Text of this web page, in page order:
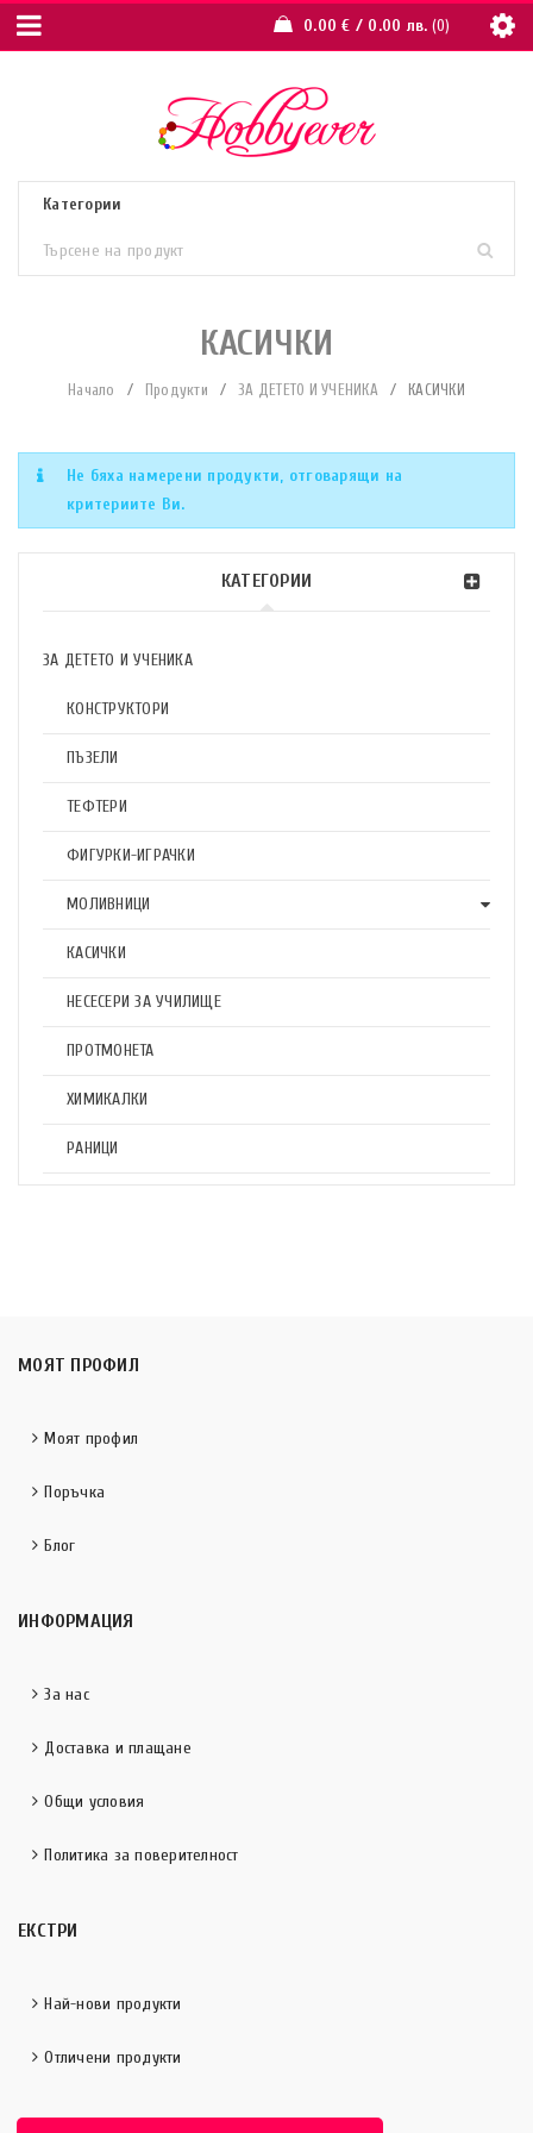
0.00€ / 0.00 лв. 0
КАСИЧКИ
Начало / Продукти / ЗА ДЕТЕТО И УЧЕНИКА / КАСИЧКИ
КАТЕГОРИИ
ЗА ДЕТЕТО И УЧЕНИКА
КОНСТРУКТОРИ
ПЪЗЕЛИ
ТЕФТЕРИ
ФИГУРКИ-ИГРАЧКИ
МОЛИВНИЦИ
КАСИЧКИ
НЕСЕСЕРИ ЗА УЧИЛИЩЕ
ПРОТМОНЕТА
ХИМИКАЛКИ
РАНИЦИ
Не бяха намерени продукти, отговарящи на
критериите Ви.
МОЯТ ПРОФИЛ
Моят профил
Поръчка
Блог
ИНФОРМАЦИЯ
За нас
Доставка и плащане
Общи условия
Политика за поверителност
ЕКСТРИ
Най-нови продукти
Отличени продукти